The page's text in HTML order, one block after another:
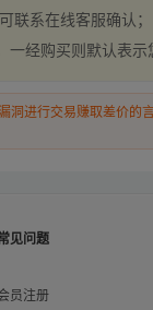
联系在线客服确认；
一经购买则默认表
洞进行交易赚取差价的
见问题
员注册